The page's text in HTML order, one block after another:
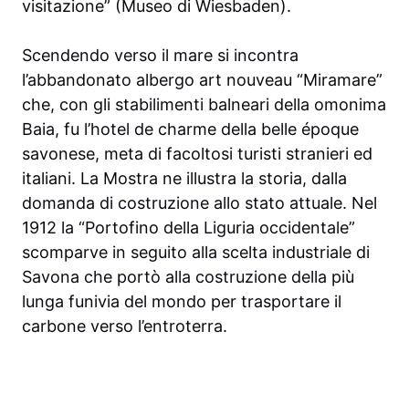
visitazione” (Museo di Wiesbaden).
Scendendo verso il mare si incontra
l’abbandonato albergo art nouveau “Miramare”
che, con gli stabilimenti balneari della omonima
Baia, fu l’hotel de charme della belle époque
savonese, meta di facoltosi turisti stranieri ed
italiani. La Mostra ne illustra la storia, dalla
domanda di costruzione allo stato attuale. Nel
1912 la “Portofino della Liguria occidentale”
scomparve in seguito alla scelta industriale di
Savona che portò alla costruzione della più
lunga funivia del mondo per trasportare il
carbone verso l’entroterra.